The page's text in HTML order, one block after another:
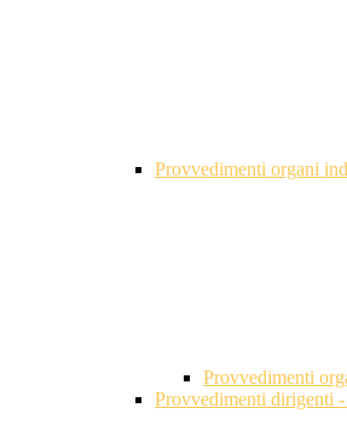
Provvedimenti organi
Provvedimenti
Provvedimenti dirigenti